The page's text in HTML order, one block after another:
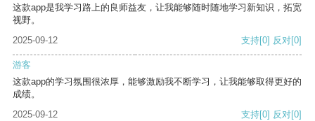
这款app是我学习路上的良师益友，让我能够随时随地学习新知识，拓宽
视野。
2025-09-12
支持[0] 反对[0]
游客
这款app的学习氛围很浓厚，能够激励我不断学习，让我能够取得更好的
成绩。
2025-09-12
支持[0] 反对[0]